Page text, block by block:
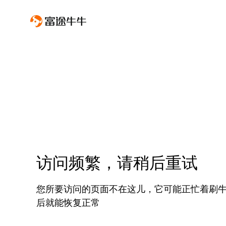
访问频繁，请稍后重试
您所要访问的页面不在这儿，它可能正忙着刷
后就能恢复正常